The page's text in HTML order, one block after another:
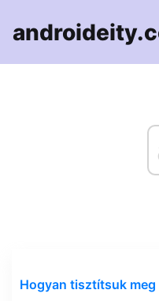
Hogyan tisztítsuk